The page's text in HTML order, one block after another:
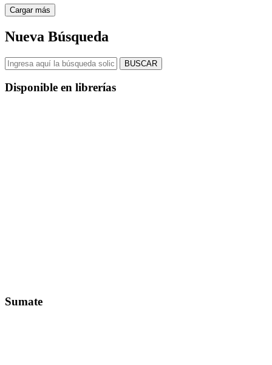
Cargar más
Nueva Búsqueda
BUSCAR
Disponible en librerías
Sumate